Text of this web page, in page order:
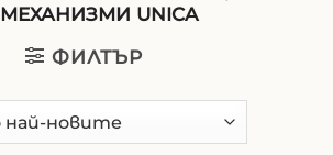
МЕХАНИЗМИ UNICA
ФИЛТЪР